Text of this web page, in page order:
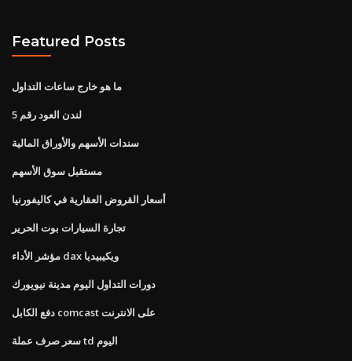
Featured Posts
ما هو خارج ساعات التداول
لندن العود رقم 5
سندات الأسهم والأوراق المالية
مستقبل سوق الأسهم
أسعار القروض العقارية في كاليفورنيا
تجارة السيارات بوت الحرير
مؤشر الأداء dax ويكيبيديا
دورات التداول اليوم مدينة نيويورك
دفع الكابل comcast على الانترنت
سعر صرف عملة td اليوم